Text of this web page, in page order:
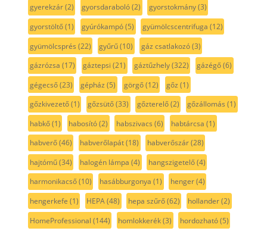
gyerekzár(2) gyorsdaraboló(2) gyorstokmány(3)
gyorstöltő(1) gyúrókampó(5) gyümölcscentrifuga (12)
gyümölcsprés (22) gyűrű(10) gáz csatlakozó(3)
gázrózsa (17) gáztepsi (21) gáztűzhely(322) gázégő(6)
gégecső(23) gépház (5) görgő(12) gőz (1)
gőzkivezető(1) gőzsütő(33) gőzterelő(2) gőzállomás (1)
habkő(1) habosító(2) habszivacs (6) habtárcsa (1)
habverő(46) habverőlapát(18) habverőszár(28)
hajtómű(34) halogén lámpa (4) hangszigetelő(4)
harmonikacső(10) hasábburgonya (1) henger(4)
hengerkefe (1) HEPA(48) hepa szűrő(62) hollander(2)
HomeProfessional (144) homlokkerék(3) hordozható(5)